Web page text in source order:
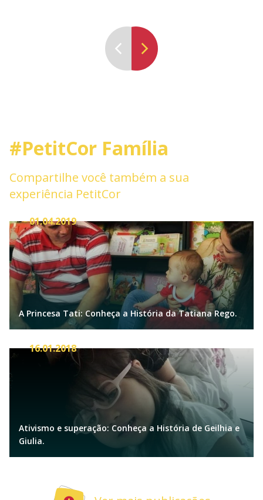
#PetitCor Família
Compartilhe você também a sua
experiência PetitCor
01.04.2019
A Princesa Tati: Conheça a História da Tatiana Rego.
16.01.2018
Ativismo e superação: Conheça a História de Geilhia e
Giulia.